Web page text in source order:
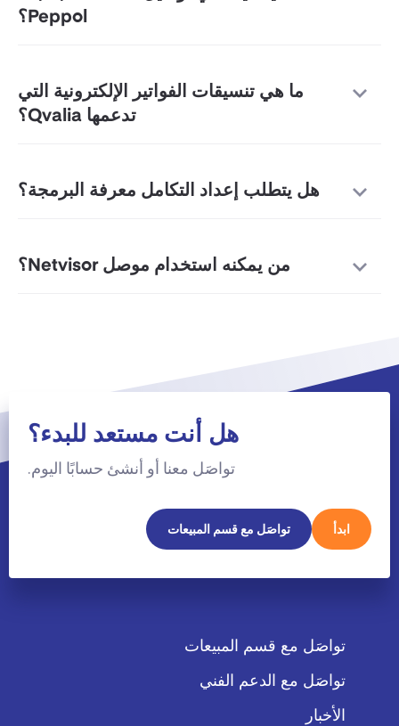
Peppol؟
ما هي تنسيقات الفواتير الإلكترونية التي
تدعمها Qvalia؟
هل يتطلب إعداد التكامل معرفة البرمجة؟
من يمكنه استخدام موصل Netvisor؟
هل أنت مستعد للبدء؟
تواصَل معنا أو أنشئ حسابًا اليوم.
ابدأ تواصَل مع قسم المبيعات
تواصَل مع قسم المبيعات
تواصَل مع الدعم الفني
الأخبار